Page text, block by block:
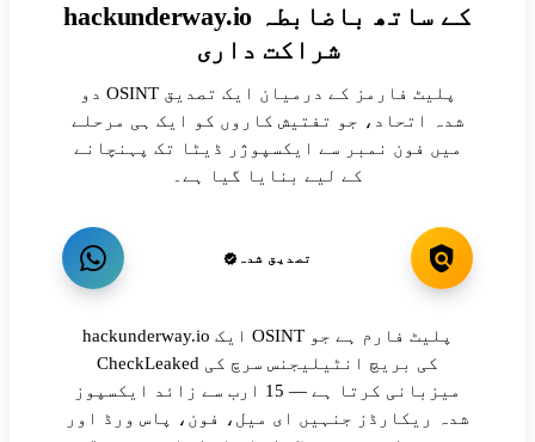
hackunderway.io کے ساتھ باضابطہ
شراکت داری
دو OSINT پلیٹ فارمز کے درمیان ایک تصدیق
شدہ اتحاد، جو تفتیش کاروں کو ایک ہی مرحلے
میں فون نمبر سے ایکسپوژر ڈیٹا تک پہنچانے
کے لیے بنایا گیا ہے۔
تصدیق شدہ
hackunderway.io ایک OSINT پلیٹ فارم ہے جو
CheckLeaked کی بریچ انٹیلیجنس سرچ کی
میزبانی کرتا ہے — 15 ارب سے زائد ایکسپوز
شدہ ریکارڈز جنہیں ای میل، فون، پاس ورڈ اور